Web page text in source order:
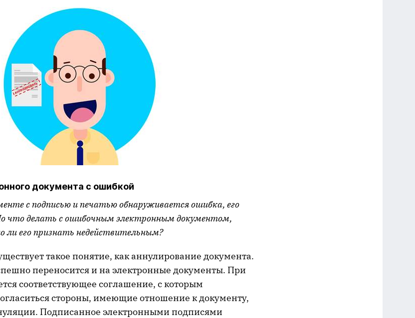
документа с ошибкой
с подписью и печатью обнаруживается ошибка, его
что делать с ошибочным электронным документом,
его признать недействительным?
такое понятие, как аннулирование документа.
переносится и на электронные документы. При
соответствующее соглашение, с которым
стороны, имеющие отношение к документу,
Подписанное электронными подписями